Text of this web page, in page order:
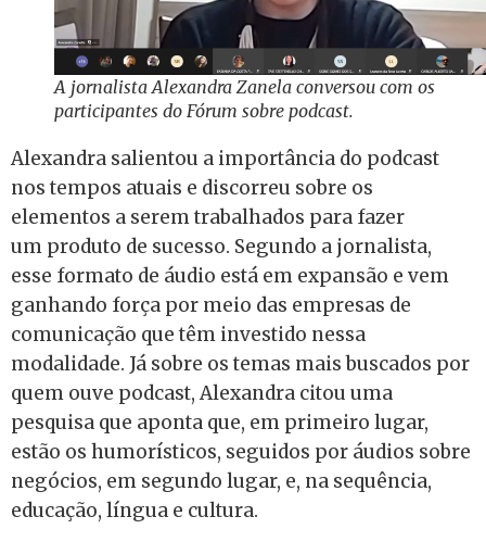
A jornalista Alexandra Zanela conversou com os
participantes do Fórum sobre podcast.
Alexandra salientou a importância do podcast
nos tempos atuais e discorreu sobre os
elementos a serem trabalhados para fazer
um produto de sucesso. Segundo a jornalista,
esse formato de áudio está em expansão e vem
ganhando força por meio das empresas de
comunicação que têm investido nessa
modalidade. Já sobre os temas mais buscados por
quem ouve podcast, Alexandra citou uma
pesquisa que aponta que, em primeiro lugar,
estão os humorísticos, seguidos por áudios sobre
negócios, em segundo lugar, e, na sequência,
educação, língua e cultura.